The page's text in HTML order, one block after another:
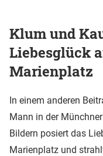
Klum und
Liebesglück
Marienplatz
In einem anderen
Mann in der
Bildern posiert das
Marienplatz und